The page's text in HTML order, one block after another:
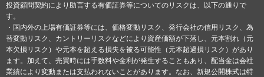
投資顧問契約により助言する有価証券等についてのリスクは、以下の通りで
す。
・国内外の上場有価証券等には、価格変動リスク、発行会社の信用リスク、為
替変動リスク、カントリーリスクなどにより資産価額が下落し、元本割れ（元
本欠損リスク）や元本を超える損失を被る可能性（元本超過損リスク）があり
ます。加えて、売買時には手数料や金利が発生することもあり、配当金は会社
業績により変動または支払われないことがあります。なお、新規公開株式は特